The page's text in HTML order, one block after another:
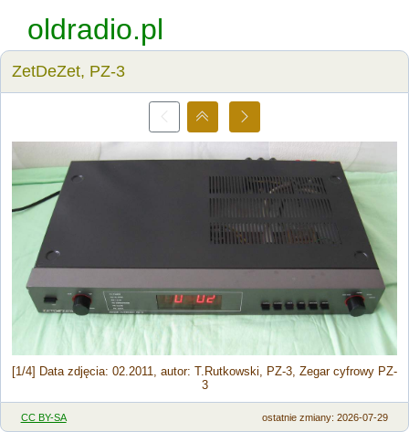
oldradio.pl
ZetDeZet, PZ-3
[1/4] Data zdjęcia: 02.2011, autor: T.Rutkowski, PZ-3, Zegar cyfrowy PZ-
3
CC BY-SA ostatnie zmiany: 2026-07-29